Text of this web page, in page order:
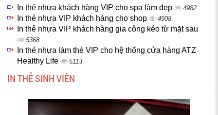
In thẻ nhựa khách hàng VIP cho spa làm đẹp 4982
In thẻ nhựa VIP khách hàng cho shop 4908
In thẻ nhựa VIP khách hàng gia công kéo từ mặt sau
5368
In thẻ nhựa làm thẻ VIP cho hệ thống cửa hàng ATZ
Healthy Life
5113
IN THẺ SINH VIÊN